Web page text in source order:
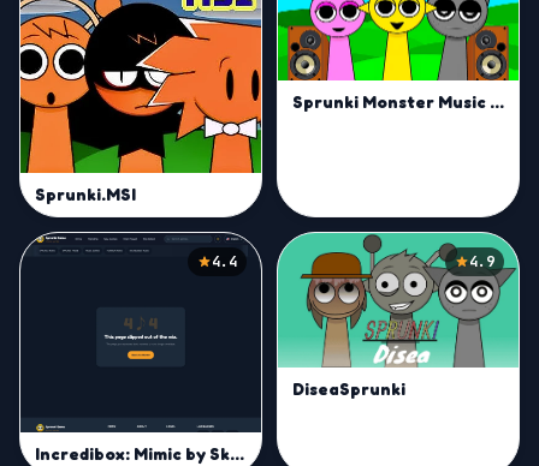
Sprunki.MSI
Sprunki Monster Music Beats
4.4
Incredibox: Mimic by Skitz43
4.9
DiseaSprunki